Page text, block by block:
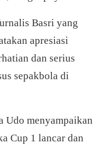
Basri yang
apresiasi
dan serius
sepakbola di
Udo menyampaikan
Cup 1 lancar dan